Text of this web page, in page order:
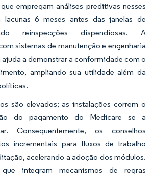
empregam análises preditivas nesses
lacunas 6 meses antes das janelas de
reinspecções dispendiosas. A
sistemas de manutenção e engenharia
a demonstrar a conformidade com o
ampliando sua utilidade além da
são elevados; as instalações correm o
do pagamento do Medicare se a
Consequentemente, os conselhos
incrementais para fluxos de trabalho
acelerando a adoção dos módulos.
integram mecanismos de regras